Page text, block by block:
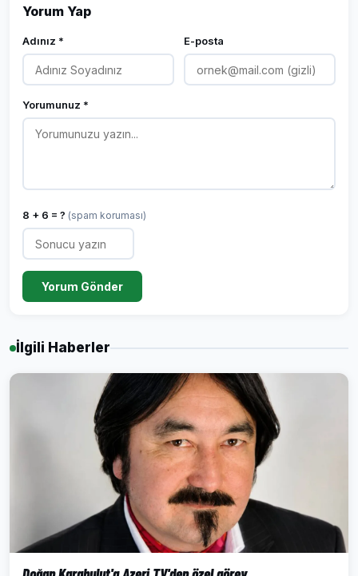
Yorum Yap
Adınız * E-posta
Yorumunuz *
8 + 6 = ? (spam koruması)
Yorum Gönder
İlgili Haberler